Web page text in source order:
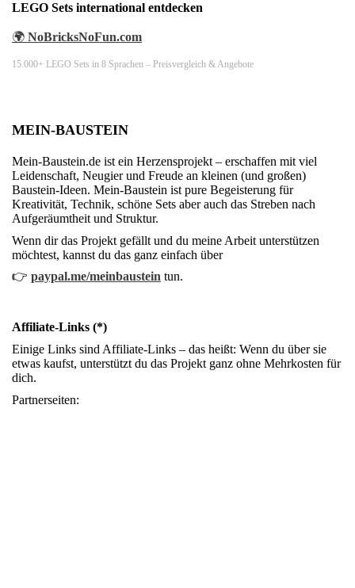
LEGO Sets international entdecken
🌍 NoBricksNoFun.com
15.000+ LEGO Sets in 8 Sprachen – Preisvergleich & Angebote
MEIN-BAUSTEIN
Mein-Baustein.de ist ein Herzensprojekt – erschaffen mit viel
Leidenschaft, Neugier und Freude an kleinen (und großen)
Baustein-Ideen. Mein-Baustein ist pure Begeisterung für
Kreativität, Technik, schöne Sets aber auch das Streben nach
Aufgeräumtheit und Struktur.
Wenn dir das Projekt gefällt und du meine Arbeit unterstützen
möchtest, kannst du das ganz einfach über
👉 paypal.me/meinbaustein tun.
Affiliate-Links (*)
Einige Links sind Affiliate-Links – das heißt: Wenn du über sie
etwas kaufst, unterstützt du das Projekt ganz ohne Mehrkosten für
dich.
Partnerseiten: